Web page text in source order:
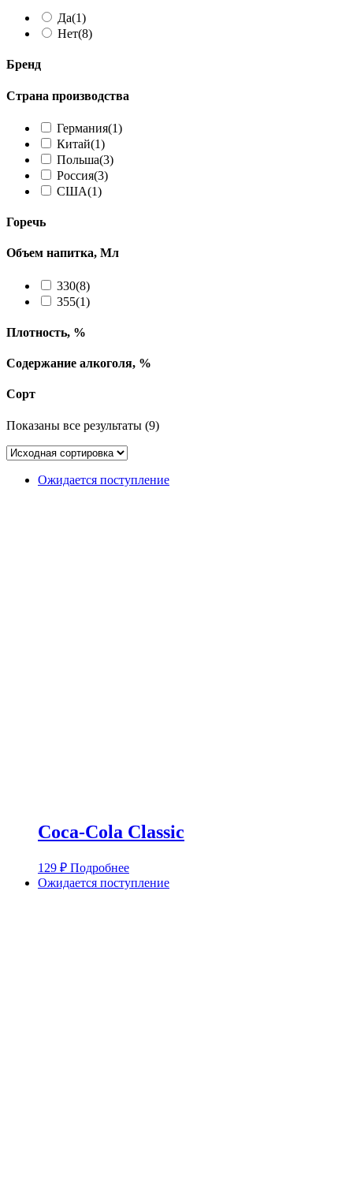
Да(1)
Нет(8)
Бренд
Страна производства
Германия(1)
Китай(1)
Польша(3)
Россия(3)
США(1)
Горечь
Объем напитка, Мл
330(8)
355(1)
Плотность, %
Содержание алкоголя, %
Сорт
Показаны все результаты (9)
Ожидается поступление
Coca-Cola Classic
129 ₽ Подробнее
Ожидается поступление